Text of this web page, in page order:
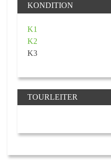
KONDITION
K1
K2
K3
TOURLEITER